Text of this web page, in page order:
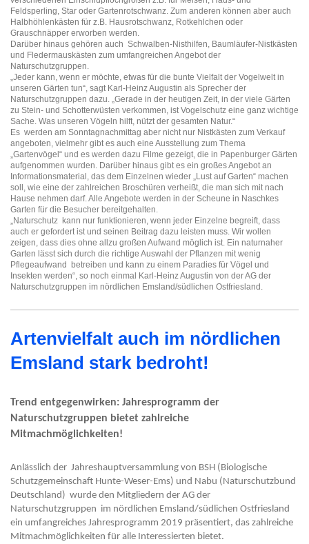
Feldsperling, Star oder Gartenrotschwanz. Zum anderen können aber auch
Halbhöhlenkästen für z.B. Hausrotschwanz, Rotkehlchen oder
Grauschnäpper erworben werden.
Darüber hinaus gehören auch Schwalben-Nisthilfen, Baumläufer-Nistkästen
und Fledermauskästen zum umfangreichen Angebot der
Naturschutzgruppen.
„Jeder kann, wenn er möchte, etwas für die bunte Vielfalt der Vogelwelt in
unseren Gärten tun“, sagt Karl-Heinz Augustin als Sprecher der
Naturschutzgruppen dazu. „Gerade in der heutigen Zeit, in der viele Gärten
zu Stein- und Schotterwüsten verkommen, ist Vogelschutz eine ganz wichtige
Sache. Was unseren Vögeln hilft, nützt der gesamten Natur.“
Es werden am Sonntagnachmittag aber nicht nur Nistkästen zum Verkauf
angeboten, vielmehr gibt es auch eine Ausstellung zum Thema
„Gartenvögel“ und es werden dazu Filme gezeigt, die in Papenburger Gärten
aufgenommen wurden. Darüber hinaus gibt es ein großes Angebot an
Informationsmaterial, das dem Einzelnen wieder „Lust auf Garten“ machen
soll, wie eine der zahlreichen Broschüren verheißt, die man sich mit nach
Hause nehmen darf. Alle Angebote werden in der Scheune in Naschkes
Garten für die Besucher bereitgehalten.
„Naturschutz kann nur funktionieren, wenn jeder Einzelne begreift, dass
auch er gefordert ist und seinen Beitrag dazu leisten muss. Wir wollen
zeigen, dass dies ohne allzu großen Aufwand möglich ist. Ein naturnaher
Garten lässt sich durch die richtige Auswahl der Pflanzen mit wenig
Pflegeaufwand betreiben und kann zu einem Paradies für Vögel und
Insekten werden“, so noch einmal Karl-Heinz Augustin von der AG der
Naturschutzgruppen im nördlichen Emsland/südlichen Ostfriesland.
Artenvielfalt auch im nördlichen
Emsland stark bedroht!
Trend entgegenwirken: Jahresprogramm der
Naturschutzgruppen bietet zahlreiche
Mitmachmöglichkeiten!
Anlässlich der Jahreshauptversammlung von BSH (Biologische
Schutzgemeinschaft Hunte-Weser-Ems) und Nabu (Naturschutzbund
Deutschland) wurde den Mitgliedern der AG der
Naturschutzgruppen im nördlichen Emsland/südlichen Ostfriesland
ein umfangreiches Jahresprogramm 2019 präsentiert, das zahlreiche
Mitmachmöglichkeiten für alle Interessierten bietet.